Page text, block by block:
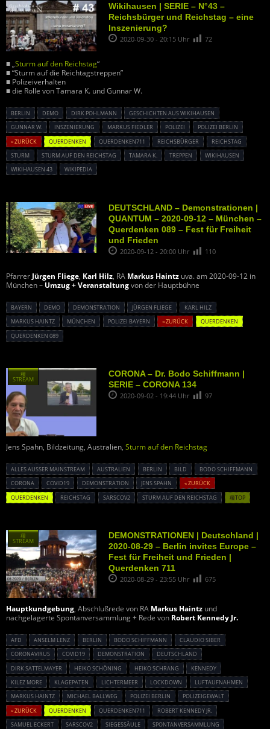
Wikihausen | SERIE – N°43 –
Reichsbürger und Reichstag – eine
Inszenierung?
2020-09-30 - 20:15 Uhr 72
■ „Sturm auf den Reichstag“
■ “Sturm auf die Reichtagstreppen”
■ Polizeiverhalten
■ die Rolle von Tamara K. und Gunnar W.
BERLIN DEMO DIRK POHLMANN
GESCHICHTEN AUS WIKIHAUSEN
GUNNAR W.
INSZENIERUNG MARKUS FIEDLER POLIZEI
POLIZEI BERLIN
« ZURÜCK
QUERDENKEN QUERDENKEN711 REICHSBÜRGER
REICHSTAG
STURM
STURM AUF DEN REICHSTAG TAMARA K. TREPPEN
WIKIHAUSEN
WIKIHAUSEN 43
WIKIPEDIA
DEUTSCHLAND – Demonstrationen |
QUANTUM – 2020-09-12 – München –
Querdenken 089 – Fest für Freiheit
und Frieden
2020-09-12 - 20:00 Uhr 110
Pfarrer Jürgen Fliege, Karl Hilz, RA Markus Haintz uva. am 2020-09-12 in
München – Umzug + Veranstaltungvon der Hauptbühne
BAYERN DEMO DEMONSTRATION JÜRGEN FLIEGE
KARL HILZ
MARKUS HAINTZ
MÜNCHEN POLIZEI BAYERN « ZURÜCK
QUERDENKEN
QUERDENKEN 089
CORONA – Dr. Bodo Schiffmann |
SERIE – CORONA 134
2020-09-02 - 19:44 Uhr 97
Jens Spahn, Bildzeitung, Australien, Sturm auf den Reichstag
ALLES AUSSER MAINSTREAM AUSTRALIEN BERLIN BILD
BODO SCHIFFMANN
CORONA
COVID19 DEMONSTRATION JENS SPAHN
« ZURÜCK
QUERDENKEN
REICHSTAG SARSCOV2 STURM AUF DEN REICHSTAG
種
STREAM
種TOP
DEMONSTRATIONEN | Deutschland |
2020-08-29 – Berlin invites Europe –
Fest für Freiheit und Frieden |
Querdenken 711
2020-08-29 - 23:55 Uhr 675
Hauptkundgebung, Abschlußrede von RA Markus Haintz und
nachgelagerte Spontanversammlung + Rede von Robert Kennedy Jr.
AFD ANSELM LENZ BERLIN BODO SCHIFFMANN
CLAUDIO SIBER
CORONAVIRUS
COVID19 DEMONSTRATION
DEUTSCHLAND
DIRK SATTELMAYER
HEIKO SCHÖNING HEIKO SCHRANG
KENNEDY
KILEZ MORE
KLAGEPATEN LICHTERMEER LOCKDOWN
LUFTAUFNAHMEN
MARKUS HAINTZ
MICHAEL BALLWEG POLIZEI BERLIN
POLIZEIGEWALT
« ZURÜCK
QUERDENKEN QUERDENKEN711
ROBERT KENNEDY JR.
SAMUEL ECKERT
SARSCOV2 SIEGESSÄULE
SPONTANVERSAMMLUNG
種
STREAM